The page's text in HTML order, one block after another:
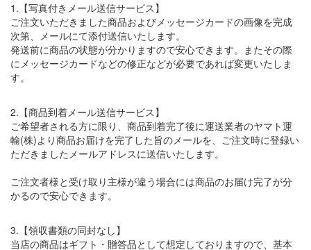
1.【写真付きメール送信サービス】
ご注文いただきました商品およびメッセージカードの画像を完成
次第、メールにて添付送信いたします。
発送前に商品の状態が分かりますので安心できます。またその際
にメッセージカードなどの修正などが必要であれば変更いたしま
す。
2.【商品到着メール送信サービス】
ご希望者される方に限り、商品到着完了後に運送業者のヤマト運
輸(株)より商品お届けを完了した旨のメールを、ご注文時に登録い
ただきましたメールアドレスに送信いたします。
ご注文者様と受け取り主様が違う場合には商品のお届け完了が分
かるので安心できます。
3.【領収書類の同封なし】
当店の商品はギフト・贈答品として想定しておりますので、基本